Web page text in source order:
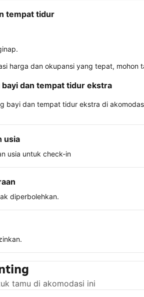
tempat tidur
harga dan okupansi yang tepat,
bayi dan tempat tidur ekstra
bayi dan tempat tidur ekstra di
usia
usia untuk check-in
diperbolehkan.
tamu di akomodasi ini